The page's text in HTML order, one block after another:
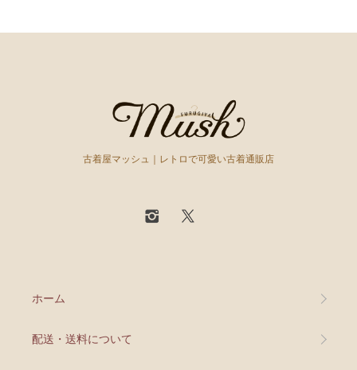
古着屋マッシュ｜レトロで可愛い古着通販店
ホーム
配送・送料について